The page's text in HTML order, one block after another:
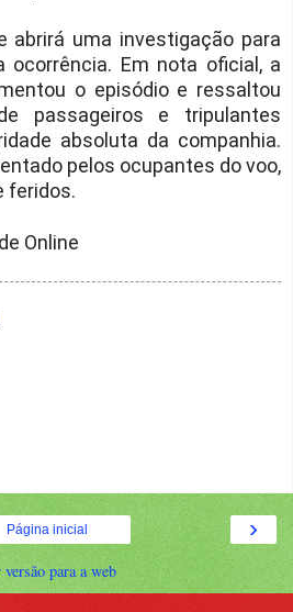
abrirá uma investigação para
ocorrência. Em nota oficial, a
o episódio e ressaltou
passageiros e tripulantes
absoluta da companhia.
pelos ocupantes do voo,
feridos.
Online
›
Página inicial
para a web